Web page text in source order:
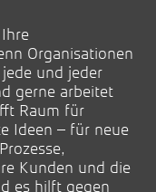
Organisationen
und jeder
gerne arbeitet
Raum für
Ideen – für neue
Kunden und die
es hilft gegen